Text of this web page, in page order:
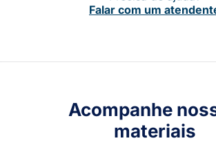
Falar com um
Acompanhe
materiais